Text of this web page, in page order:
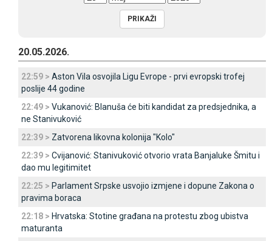
20.05.2026.
22:59 > Aston Vila osvojila Ligu Evrope - prvi evropski trofej
poslije 44 godine
22:49 > Vukanović: Blanuša će biti kandidat za predsjednika, a
ne Stanivuković
22:39 > Zatvorena likovna kolonija "Kolo"
22:39 > Cvijanović: Stanivuković otvorio vrata Banjaluke Šmitu i
dao mu legitimitet
22:25 > Parlament Srpske usvojio izmjene i dopune Zakona o
pravima boraca
22:18 > Hrvatska: Stotine građana na protestu zbog ubistva
maturanta